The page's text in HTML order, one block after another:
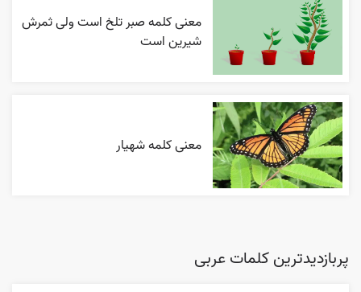
معنی کلمه صبر تلخ است ولی ثمرش
شیرین است
معنی کلمه شهیار
پربازدیدترین کلمات عربی